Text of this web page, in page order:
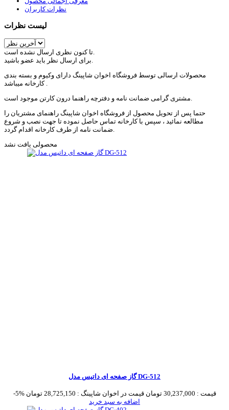
نظرات کاربران
لیست نظرات
محصولات ارسالی توسط فروشگاه اخوان شاپینگ دارای وکیوم و بسته بندی
کارخانه میباشد .
حتما پس از تحویل محصول از فروشگاه اخوان شاپینگ راهنمای مشتریان را
مطالعه نمائید ، سپس با کارخانه تماس حاصل نموده تا جهت نصب و شروع
محصولی یافت نشد
گاز صفحه ای داتیس مدل DG-512
-5% قیمت : 30,237,000 تومان قیمت در اخوان شاپینگ : 28,725,150 تومان
اضافه به سبد خرید